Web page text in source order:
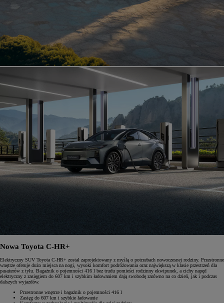
Nowa Toyota C-HR+
Elektryczny SUV Toyota C-HR+ został zaprojektowany z myślą o potrzebach nowoczesnej rodziny. Przestronne
wnętrze oferuje dużo miejsca na nogi, wysoki komfort podróżowania oraz największą w klasie przestrzeń dla
pasażerów z tyłu. Bagażnik o pojemności 416 l bez trudu pomieści rodzinny ekwipunek, a cichy napęd
elektryczny z zasięgiem do 607 km i szybkim ładowaniem dają swobodę zarówno na co dzień, jak i podczas
dalszych wyjazdów.
Przestronne wnętrze i bagażnik o pojemności 416 l
Zasięg do 607 km i szybkie ładowanie